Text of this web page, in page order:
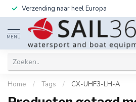
Verzending naar heel Europa
MENU
Home / Tags / CX-UHF3-LH-A